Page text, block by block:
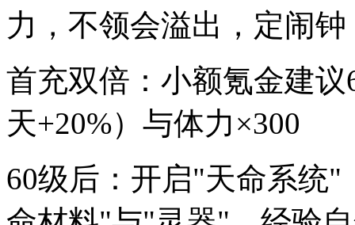
力，不领会溢出，定闹钟
首充双倍：小额氪金建
天+20%）与体力×300
60级后：开启"天命系统